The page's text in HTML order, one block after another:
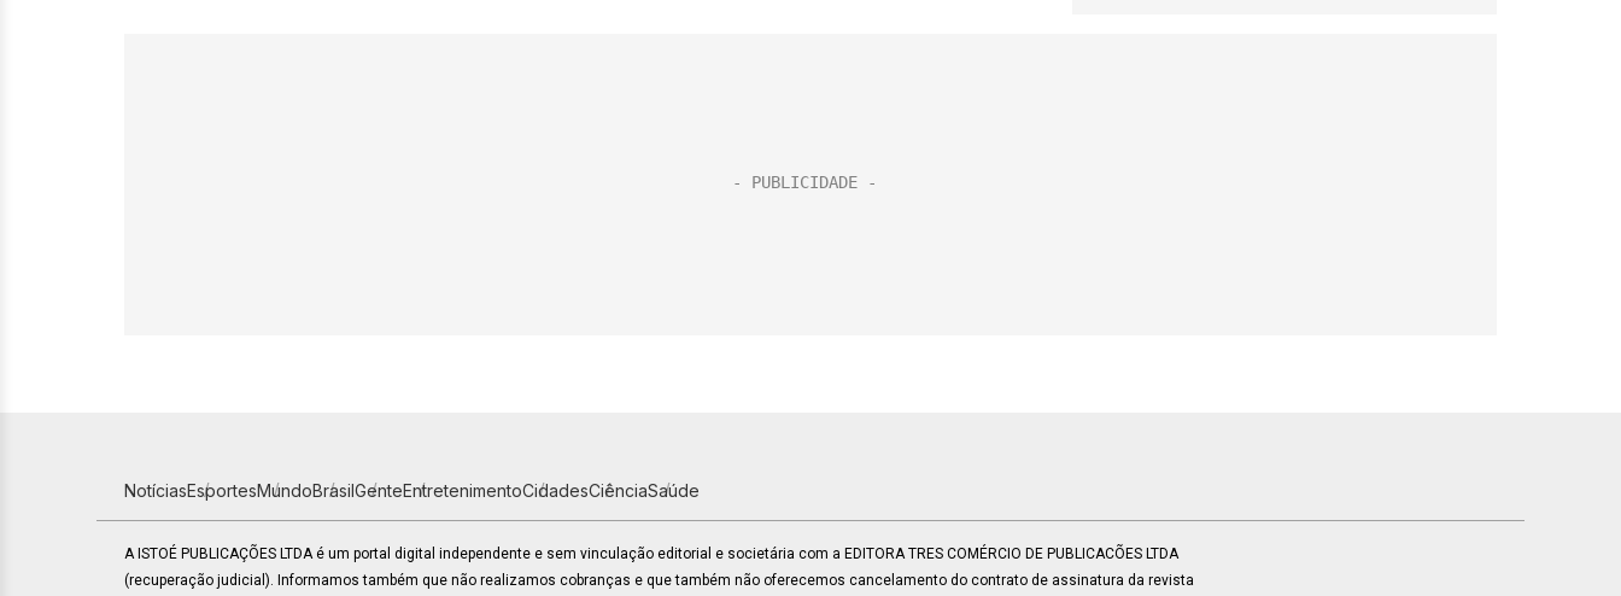
NotíciasEsportesMundoBrasilGenteEntretenimentoCidadesCiênciaSaúde
A ISTOÉ PUBLICAÇÕES LTDA é um portal digital independente e sem vinculação editorial e societária com a EDITORA TRES COMÉRCIO DE PUBLICACÕES LTDA
(recuperação judicial). Informamos também que não realizamos cobranças e que também não oferecemos cancelamento do contrato de assinatura da revista